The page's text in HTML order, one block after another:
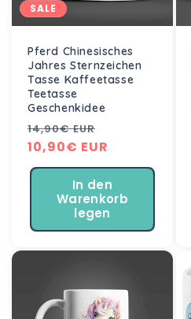
SALE
Pferd Chinesisches
Jahres Sternzeichen
Tasse Kaffeetasse
Teetasse
Geschenkidee
Normaler
Preis
14,90€ EUR
10,90€ EUR
In den
Warenkorb
legen